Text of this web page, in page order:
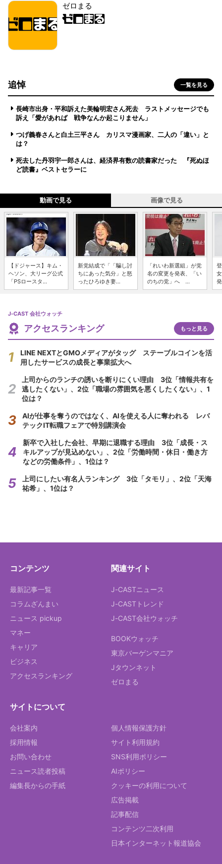
ゼロまる
追悼 一覧を見る
長崎市出身・平和訴えた美輪明宏さん死去 ラストメッセージでも
訴え「愛があれば 戦争なんか起こりません」
つげ義春さんと白土三平さん カリスマ漫画家、二人の「違い」と
は？
死去した丹羽宇一郎さんは、経済界有数の読書家だった 『死ぬほ
ど読書』ベストセラーに
動画で見る 画像で見る
【ドジャース】キム・
ヘソン、大リーグ公式
「PSロースタ...
新党結成で「「騙し討
ちにあった気分」と怒
ったひろゆき妻...
「れいわ新選組」が党
名の変更を発表、「い
のちの党」へ ...
J-CAST 会社ウォッチ
アクセスランキング もっと見る
LINE NEXTとGMOメディアがタッグ ステーブルコインを活
用したサービスの成長と事業拡大へ
上司からのランチの誘いを断りにくい理由 3位「情報共有を
逃したくない」、2位「職場の雰囲気を悪くしたくない」、1
位は？
AIが仕事を奪うのではなく、AIを使える人に奪われる レバ
テックIT転職フェアで特別講演会
新卒で入社した会社、早期に退職する理由 3位「成長・ス
キルアップが見込めない」、2位「労働時間・休日・働き方
などの労働条件」、1位は？
上司にしたい有名人ランキング 3位「タモリ」、2位「天海
祐希」、1位は？
コンテンツ
最新記事一覧
コラムざんまい
ニュース pickup
マネー
キャリア
ビジネス
アクセスランキング
関連サイト
J-CASTニュース
J-CASTトレンド
J-CAST会社ウォッチ
BOOKウォッチ
東京バーゲンマニア
Jタウンネット
ゼロまる
サイトについて
会社案内
採用情報
お問い合わせ
ニュース読者投稿
編集長からの手紙
個人情報保護方針
サイト利用規約
SNS利用ポリシー
AIポリシー
クッキーの利用について
広告掲載
記事配信
コンテンツ二次利用
日本インターネット報道協会